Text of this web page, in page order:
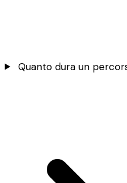
Quanto dura un